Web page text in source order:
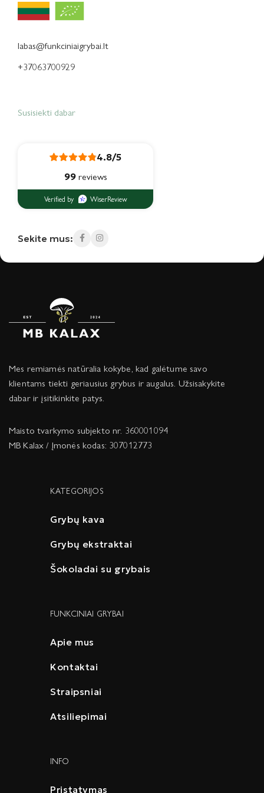
labas@funkciniaigrybai.lt
+37063700929
Susisiekti dabar
4.8/5
99reviews
Verified by WiserReview
Sekite mus:
Mes remiamės natūralia kokybe, kad galėtume savo
klientams tiekti geriausius grybus ir augalus. Užsisakykite
dabar ir įsitikinkite patys.
Maisto tvarkymo subjekto nr. 360001094
MB Kalax / Įmonės kodas: 307012773
KATEGORIJOS
Grybų kava
Grybų ekstraktai
Šokoladai su grybais
FUNKCINIAI GRYBAI
Apie mus
Kontaktai
Straipsniai
Atsiliepimai
INFO
Pristatymas